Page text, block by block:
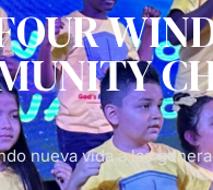
nueva vida a las